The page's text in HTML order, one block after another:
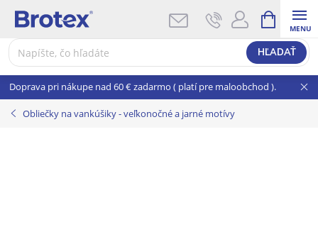
Prejsť
obsah
HĽADAŤ
NÁKUPNÝ
KOŠÍK
Doprava pri nákupe nad 60 € zadarmo ( platí pre maloobchod ).
Obliečky na vankúšiky - veľkonočné a jarné motívy